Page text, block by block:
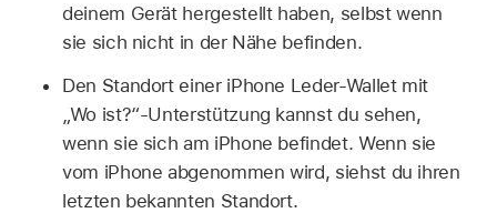
deinem Gerät hergestellt haben, selbst wenn
sie sich nicht in der Nähe befinden.
Den Standort einer iPhone Leder-Wallet mit
„Wo ist?“-Unterstützung kannst du sehen,
wenn sie sich am iPhone befindet. Wenn sie
vom iPhone abgenommen wird, siehst du ihren
letzten bekannten Standort.